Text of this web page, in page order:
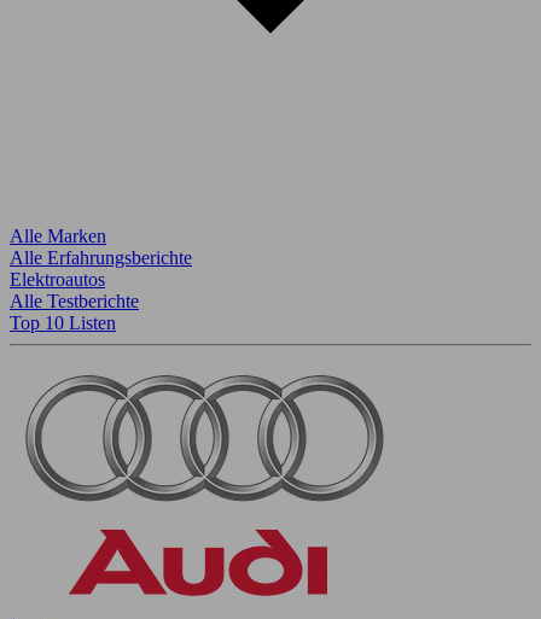
Alle Marken
Alle Erfahrungsberichte
Elektroautos
Alle Testberichte
Top 10 Listen